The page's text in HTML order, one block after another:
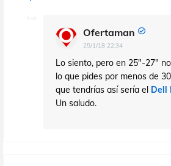
Ofertaman
25/1/18 22:34
Lo siento, pero en 25"-27"
lo que pides por menos de
que tendrías así sería el Dell
Un saludo.